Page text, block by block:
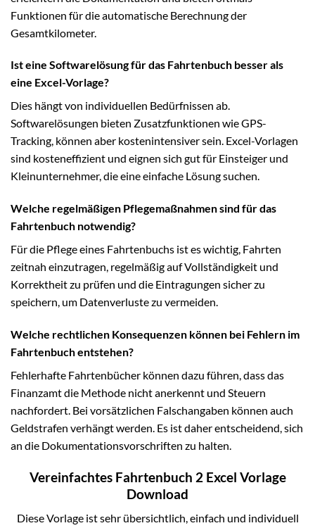
Funktionen für die automatische Berechnung der
Gesamtkilometer.
Ist eine Softwarelösung für das Fahrtenbuch besser als
eine Excel-Vorlage?
Dies hängt von individuellen Bedürfnissen ab.
Softwarelösungen bieten Zusatzfunktionen wie GPS-
Tracking, können aber kostenintensiver sein. Excel-Vorlagen
sind kosteneffizient und eignen sich gut für Einsteiger und
Kleinunternehmer, die eine einfache Lösung suchen.
Welche regelmäßigen Pflegemaßnahmen sind für das
Fahrtenbuch notwendig?
Für die Pflege eines Fahrtenbuchs ist es wichtig, Fahrten
zeitnah einzutragen, regelmäßig auf Vollständigkeit und
Korrektheit zu prüfen und die Eintragungen sicher zu
speichern, um Datenverluste zu vermeiden.
Welche rechtlichen Konsequenzen können bei Fehlern im
Fahrtenbuch entstehen?
Fehlerhafte Fahrtenbücher können dazu führen, dass das
Finanzamt die Methode nicht anerkennt und Steuern
nachfordert. Bei vorsätzlichen Falschangaben können auch
Geldstrafen verhängt werden. Es ist daher entscheidend, sich
an die Dokumentationsvorschriften zu halten.
Vereinfachtes Fahrtenbuch 2 Excel Vorlage
Download
Diese Vorlage ist sehr übersichtlich, einfach und individuell